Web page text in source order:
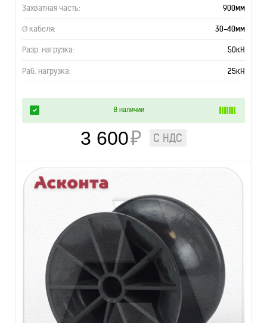
Захватная часть: 900мм
Ø кабеля: 30-40мм
Разр. нагрузка: 50кН
Раб. нагрузка: 25кН
В наличии
3 600₽ С НДС